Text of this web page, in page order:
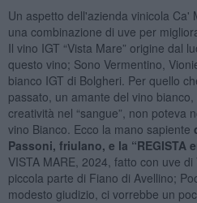
Un aspetto dell'azienda vinicola Ca'
una combinazione di uve per
Il vino IGT “Vista Mare” origine dal
questo vino; Sono Vermentino,
bianco IGT di Bolgheri. Per quello
passato, un amante del vino
creatività nel “sangue”, non poteva
vino Bianco. Ecco la mano sapiente
Passoni, friulano, e la “REGISTA
VISTA MARE, 2024, fatto con uve
piccola parte di Fiano di Avellino;
modesto giudizio, ci vorrebbe un